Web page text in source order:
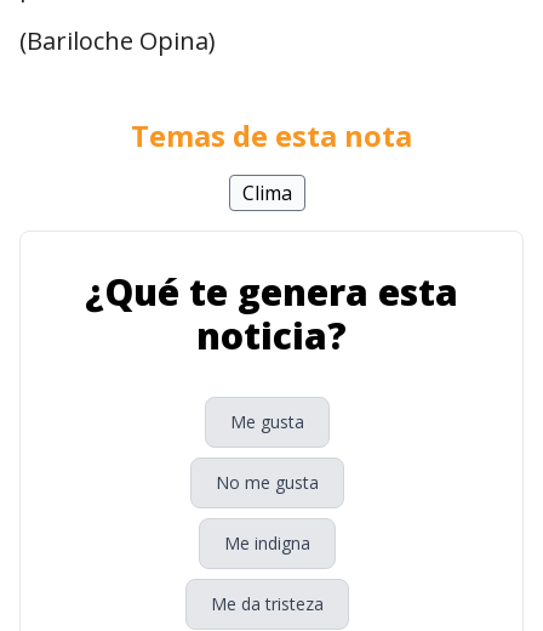
(Bariloche Opina)
Temas de esta nota
Clima
¿Qué te genera esta
noticia?
Me gusta
No me gusta
Me indigna
Me da tristeza